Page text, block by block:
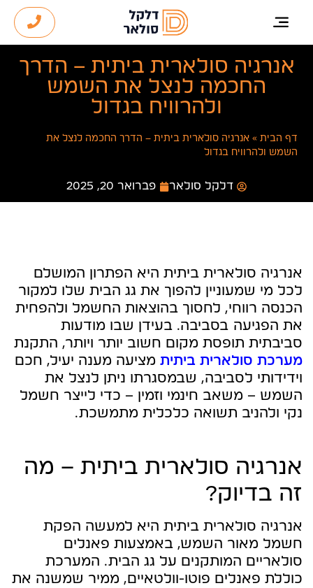
אנרגיה סולארית ביתית – הדרך
החכמה לנצל את השמש
ולהרוויח בגדול
דף הבית »אנרגיה סולארית ביתית – הדרך החכמה לנצל את
השמש ולהרוויח בגדול
דלקל סולאר פברואר 20, 2025
אנרגיה סולארית ביתית היא הפתרון המושלם
לכל מי שמעוניין להפוך את גג הבית שלו למקור
הכנסה רווחי, לחסוך בהוצאות החשמל ולהפחית
את הפגיעה בסביבה. בעידן שבו מודעות
סביבתית תופסת מקום חשוב יותר ויותר, התקנת
מערכת סולארית ביתית מציעה מענה יעיל, חכם
וידידותי לסביבה, שבמסגרתו ניתן לנצל את
השמש – משאב חינמי וזמין – כדי לייצר חשמל
נקי ולהניב תשואה כלכלית מתמשכת.
אנרגיה סולארית ביתית – מה
זה בדיוק?
אנרגיה סולארית ביתית היא למעשה הפקת
חשמל מאור השמש, באמצעות פאנלים
סולאריים המותקנים על גג הבית. המערכת
כוללת פאנלים פוטו-וולטאיים, ממיר שמשנה את